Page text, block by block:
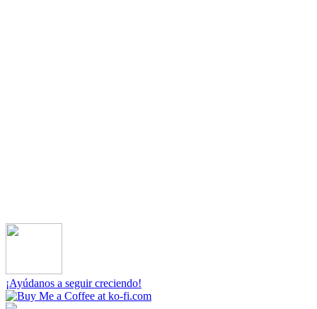
¡Ayúdanos a seguir creciendo!